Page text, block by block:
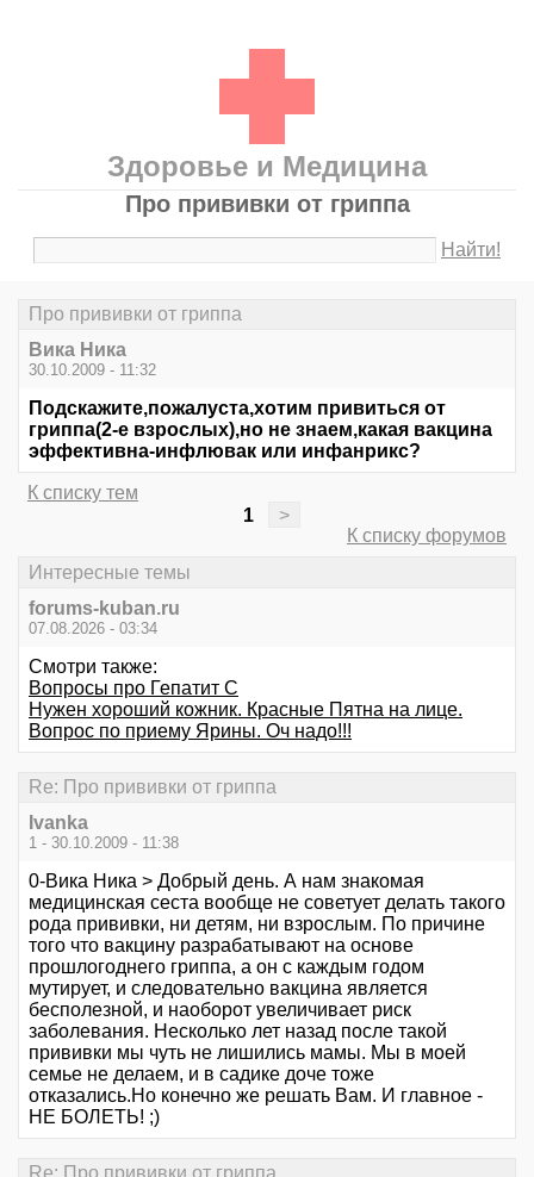
Здоровье и Медицина
Про прививки от гриппа
Найти!
Про прививки от гриппа
Вика Ника
30.10.2009 - 11:32
Подскажите,пожалуста,хотим привиться от
гриппа(2-е взрослых),но не знаем,какая вакцина
эффективна-инфлювак или инфанрикс?
К списку тем
1
>
К списку форумов
Интересные темы
forums-kuban.ru
07.08.2026 - 03:34
Смотри также:
Вопросы про Гепатит С
Нужен хороший кожник. Красные Пятна на лице.
Вопрос по приему Ярины. Оч надо!!!
Re: Про прививки от гриппа
Ivanka
1 - 30.10.2009 - 11:38
0-Вика Ника > Добрый день. А нам знакомая
медицинская сеста вообще не советует делать такого
рода прививки, ни детям, ни взрослым. По причине
того что вакцину разрабатывают на основе
прошлогоднего гриппа, а он с каждым годом
мутирует, и следовательно вакцина является
бесполезной, и наоборот увеличивает риск
заболевания. Несколько лет назад после такой
прививки мы чуть не лишились мамы. Мы в моей
семье не делаем, и в садике доче тоже
отказались.Но конечно же решать Вам. И главное -
НЕ БОЛЕТЬ! ;)